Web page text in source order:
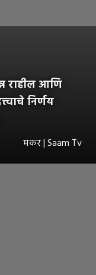
राहील आणि
निर्णय
मकर | Saam Tv